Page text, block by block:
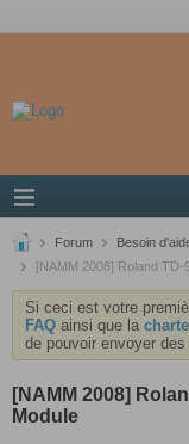
Forum Besoin
[NAMM 2008] Roland
Si ceci est votre
FAQ ainsi que la charte
de pouvoir envoyer
[NAMM 2008]
Module